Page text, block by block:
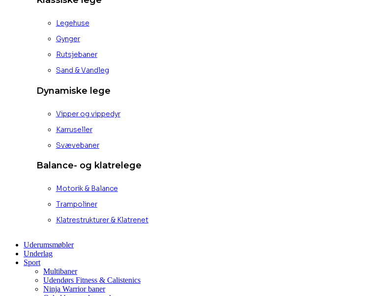
Legehuse
Gynger
Rutsjebaner
Sand & Vandleg
Dynamiske lege
Vipper og vippedyr
Karruseller
Svævebaner
Balance- og klatrelege
Motorik & Balance
Trampoliner
Klatrestrukturer & Klatrenet
Uderumsmøbler
Underlag
Sport
Multibaner
Udendørs Fitness & Calistenics
Ninja Warrior baner